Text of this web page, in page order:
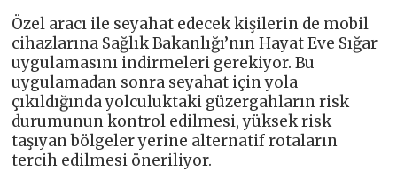
Özel aracı ile seyahat edecek kişilerin de mobil
cihazlarına Sağlık Bakanlığı’nın Hayat Eve Sığar
uygulamasını indirmeleri gerekiyor. Bu
uygulamadan sonra seyahat için yola
çıkıldığında yolculuktaki güzergahların risk
durumunun kontrol edilmesi, yüksek risk
taşıyan bölgeler yerine alternatif rotaların
tercih edilmesi öneriliyor.